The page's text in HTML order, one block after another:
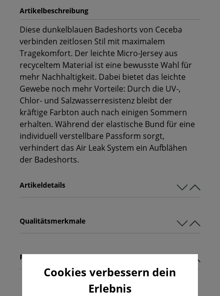
Artikelbeschreibung
Diese dunkelblauen Badeshorts von Ceceba
verbinden zeitlosen Stil mit maximalem
Tragekomfort. Der leichte Micro-Jersey aus
recyceltem Material ist eine bewusste Wahl für
mehr Nachhaltigkeit. Dabei bietet das leichte
Gewebe noch mehr Vorteile: Durch die UV-,
Chlor- und Salzwasserresistenz bleibt der
kräftige Farbton auch nach einigen Sommern
erhalten. Während der elastische Bund für eine
individuell verstellbare Passform sorgt,
verhindert das Air Leak System ein Aufblähen
der Badeshorts.
Qualitätsmerkmale
Artikeldetails
Pflegehinweise
Cookies verbessern dein
Erlebnis